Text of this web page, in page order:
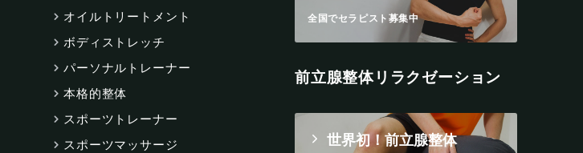
オイルトリートメント
ボディストレッチ
パーソナルトレーナー
本格的整体
スポーツトレーナー
スポーツマッサージ
全国でセラピスト募集中
前立腺整体リラクゼーション
世界初！前立腺整体